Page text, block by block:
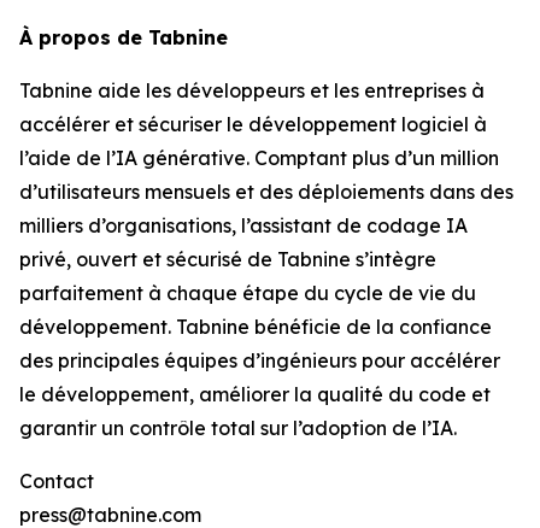
À propos de Tabnine
Tabnine aide les développeurs et les entreprises à
accélérer et sécuriser le développement logiciel à
l’aide de l’IA générative. Comptant plus d’un million
d’utilisateurs mensuels et des déploiements dans des
milliers d’organisations, l’assistant de codage IA
privé, ouvert et sécurisé de Tabnine s’intègre
parfaitement à chaque étape du cycle de vie du
développement. Tabnine bénéficie de la confiance
des principales équipes d’ingénieurs pour accélérer
le développement, améliorer la qualité du code et
garantir un contrôle total sur l’adoption de l’IA.
Contact
press@tabnine.com